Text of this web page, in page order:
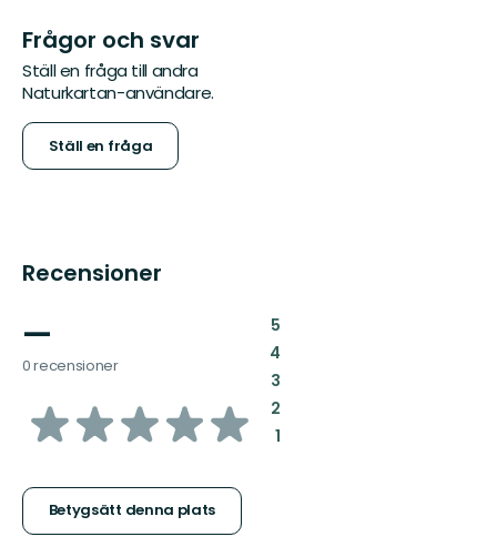
Frågor och svar
Ställ en fråga till andra
Naturkartan-användare.
Ställ en fråga
Recensioner
—
0 recensioner
av
stjärnor
Betygsätt denna plats
5:
4:
3:
2:
1: